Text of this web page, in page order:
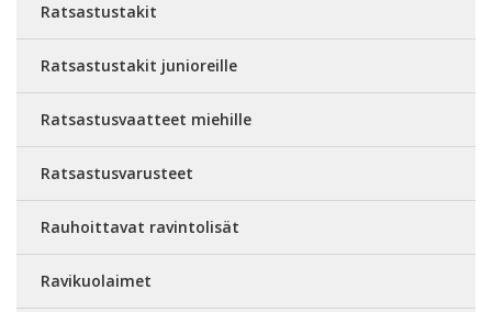
Ratsastustakit
Ratsastustakit junioreille
Ratsastusvaatteet miehille
Ratsastusvarusteet
Rauhoittavat ravintolisät
Ravikuolaimet